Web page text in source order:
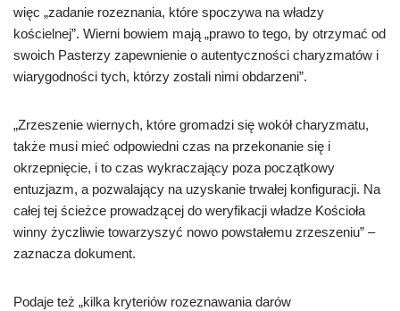
więc „zadanie rozeznania, które spoczywa na władzy
kościelnej”. Wierni bowiem mają „prawo to tego, by otrzymać od
swoich Pasterzy zapewnienie o autentyczności charyzmatów i
wiarygodności tych, którzy zostali nimi obdarzeni”.
„Zrzeszenie wiernych, które gromadzi się wokół charyzmatu,
także musi mieć odpowiedni czas na przekonanie się i
okrzepnięcie, i to czas wykraczający poza początkowy
entuzjazm, a pozwalający na uzyskanie trwałej konfiguracji. Na
całej tej ścieżce prowadzącej do weryfikacji władze Kościoła
winny życzliwie towarzyszyć nowo powstałemu zrzeszeniu” –
zaznacza dokument.
Podaje też „kilka kryteriów rozeznawania darów